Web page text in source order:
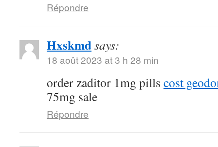
Répondre
Hxskmdsays:
18 août 2023 at 3 h 28 min
order zaditor 1mg pills cost
75mg sale
Répondre